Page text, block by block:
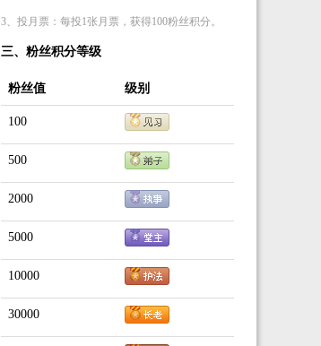
3、投月票：每投1张月票，获得100粉丝积分。
三、粉丝积分等级
粉丝值 级别
100
500
2000
5000
10000
30000